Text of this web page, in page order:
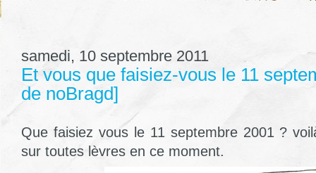
samedi, 10 septembre 2011
Et vous que faisiez-vous le 11
de noBragd]
Que faisiez vous le 11 septembre 2001 ?
sur toutes lèvres en ce moment.